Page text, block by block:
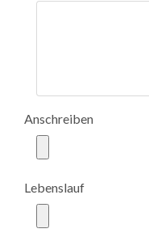
Anschreiben
Lebenslauf